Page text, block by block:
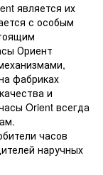
является их
с особым
Ориент
фабриках
и
Orient всегда
часов
наручных